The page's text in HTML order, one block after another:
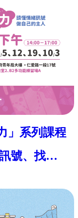
」系列課程
號、找回